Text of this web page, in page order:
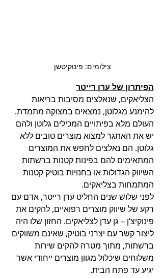
צילומים: פינוקיטשן
הפיתרון של ערן רייטר
הצליאקים, שנאלצים מסיבות בריאות
להימנע מגלוטן, נמצאים במצוקה מתמדת.
העולם מלא בפיתויים המכילים גלוטן ולהם
יש את האתגר למצוא מוצרים טובים ללא
גלוטן. הם נאלצים לחפש את המוצרים
המתאימים להם בפינות קטנות ברשתות
השיווק הגדולות או בחנויות בוטיק קטנות
המתמחות בצליאקים.
לפני שלוש שנים החליט ערן רייטר, אדם עם
רקע של שיווק מוצרים רפואיים, להקים את
פינוקיצ‘ן – גן עדן לצליאקים. החזון שלו היה
ליצור קשר עם יצרני בוטיק, שאינם משווקים
ברשתות, מתוך מטרה להקים שירות
משלוחים שיכלול מגוון מוצרים ייחודי אשר
יגיע עד פתח הבית.